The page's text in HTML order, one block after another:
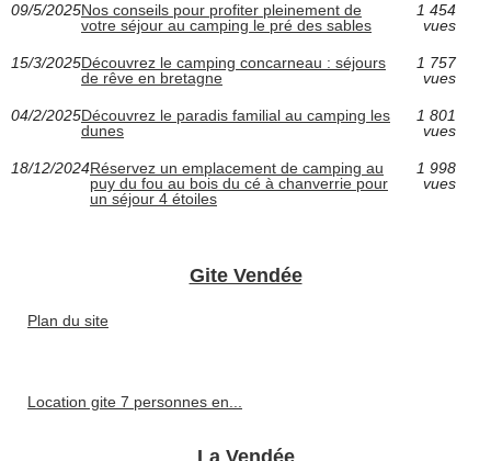
09/5/2025Nos conseils pour profiter pleinement de
votre séjour au camping le pré des sables
1 454
vues
15/3/2025Découvrez le camping concarneau : séjours
de rêve en bretagne
1 757
vues
04/2/2025Découvrez le paradis familial au camping les
dunes
1 801
vues
18/12/2024Réservez un emplacement de camping au
puy du fou au bois du cé à chanverrie pour
un séjour 4 étoiles
1 998
vues
Gite Vendée
Plan du site
Location gite 7 personnes en...
La Vendée